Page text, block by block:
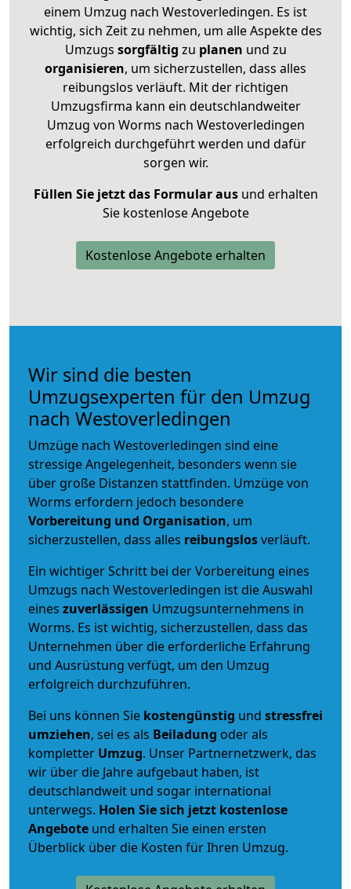
einem Umzug nach Westoverledingen. Es ist
wichtig, sich Zeit zu nehmen, um alle Aspekte des
Umzugs sorgfältig zu planen und zu
organisieren, um sicherzustellen, dass alles
reibungslos verläuft. Mit der richtigen
Umzugsfirma kann ein deutschlandweiter
Umzug von Worms nach Westoverledingen
erfolgreich durchgeführt werden und dafür
sorgen wir.
Füllen Sie jetzt das Formular ausund erhalten
Sie kostenlose Angebote
Kostenlose Angebote erhalten
Wir sind die besten
Umzugsexperten für den Umzug
nach Westoverledingen
Umzüge nach Westoverledingen sind eine
stressige Angelegenheit, besonders wenn sie
über große Distanzen stattfinden. Umzüge von
Worms erfordern jedoch besondere
Vorbereitung und Organisation, um
sicherzustellen, dass alles reibungslosverläuft.
Ein wichtiger Schritt bei der Vorbereitung eines
Umzugs nach Westoverledingen ist die Auswahl
eines zuverlässigen Umzugsunternehmens in
Worms. Es ist wichtig, sicherzustellen, dass das
Unternehmen über die erforderliche Erfahrung
und Ausrüstung verfügt, um den Umzug
erfolgreich durchzuführen.
Bei uns können Sie kostengünstig und stressfrei
umziehen, sei es als Beiladung oder als
kompletter Umzug. Unser Partnernetzwerk, das
wir über die Jahre aufgebaut haben, ist
deutschlandweit und sogar international
unterwegs. Holen Sie sich jetzt kostenlose
Angebote und erhalten Sie einen ersten
Überblick über die Kosten für Ihren Umzug.